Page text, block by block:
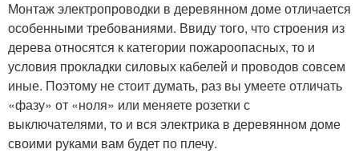
Монтаж электропроводки в деревянном доме отличается
особенными требованиями. Ввиду того, что строения из
дерева относятся к категории пожароопасных, то и
условия прокладки силовых кабелей и проводов совсем
иные. Поэтому не стоит думать, раз вы умеете отличать
«фазу» от «ноля» или меняете розетки с
выключателями, то и вся электрика в деревянном доме
своими руками вам будет по плечу.